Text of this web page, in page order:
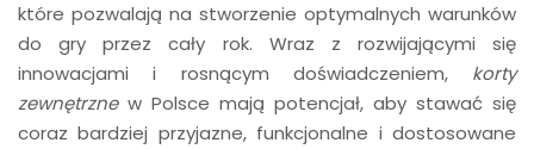
które pozwalają na stworzenie optymalnych warunków
do gry przez cały rok. Wraz z rozwijającymi się
innowacjami i rosnącym doświadczeniem, korty
zewnętrznew Polsce mają potencjał, aby stawać się
coraz bardziej przyjazne, funkcjonalne i dostosowane